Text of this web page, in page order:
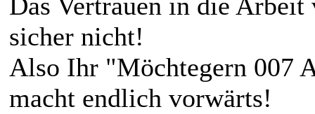
sicher nicht!
Also Ihr "Möchtegern 007
macht endlich vorwärts!